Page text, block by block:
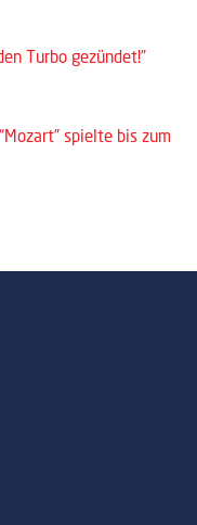
Turbo gezündet!”
spielte bis zum